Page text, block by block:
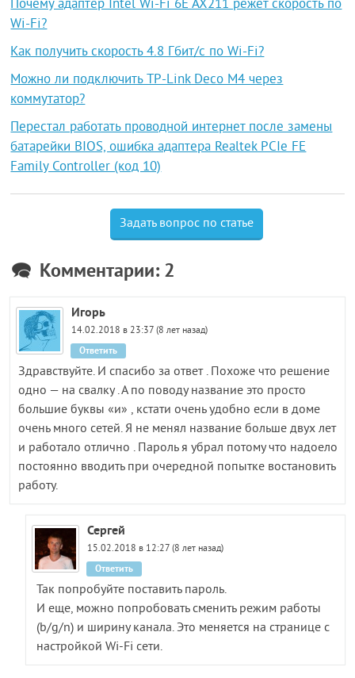
Почему адаптер Intel Wi-Fi 6E AX211 режет скорость по
Wi-Fi?
Как получить скорость 4.8 Гбит/с по Wi-Fi?
Можно ли подключить TP-Link Deco M4 через
коммутатор?
Перестал работать проводной интернет после замены
батарейки BIOS, ошибка адаптера Realtek PCIe FE
Family Controller (код 10)
Задать вопрос по статье
Комментарии: 2
Игорь
14.02.2018 в 23:37 (8 лет назад)
Здравствуйте. И спасибо за ответ . Похоже что решение
одно — на свалку . А по поводу название это просто
большие буквы «и» , кстати очень удобно если в доме
очень много сетей. Я не менял название больше двух лет
и работало отлично . Пароль я убрал потому что надоело
постоянно вводить при очередной попытке востановить
работу.
Ответить
Сергей
15.02.2018 в 12:27 (8 лет назад)
Так попробуйте поставить пароль.
И еще, можно попробовать сменить режим работы
(b/g/n) и ширину канала. Это меняется на странице с
настройкой Wi-Fi сети.
Ответить